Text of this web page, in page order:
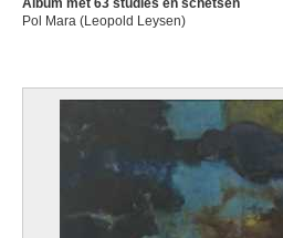
Album met 63 studies en schetsen
Pol Mara (Leopold Leysen)